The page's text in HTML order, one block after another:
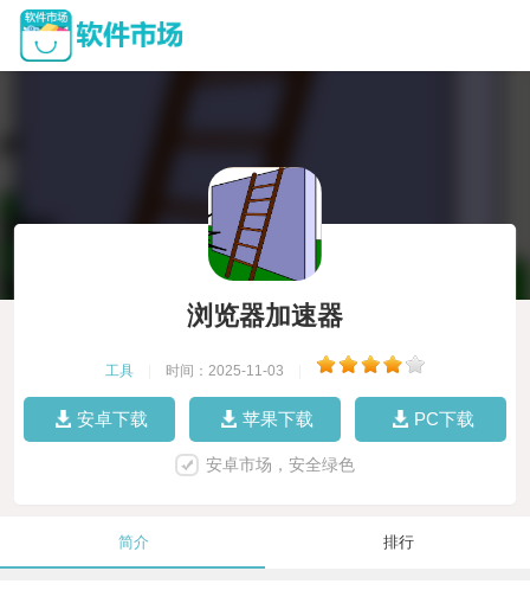
浏览器加速器
工具 时间：2025-11-03
安卓下载 苹果下载 PC下载
安卓市场，安全绿色
简介 排行